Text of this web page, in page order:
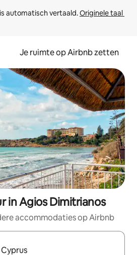
automatisch vertaald. Originele taal
Je ruimte op Airbnb zetten
in Agios Dimitrianos
accommodaties op Airbnb
beschikbaar zijn, maak je een keuze